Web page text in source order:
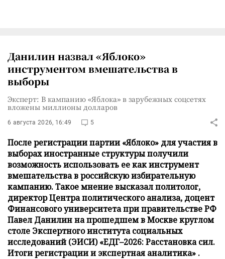
Данилин назвал «Яблоко»
инструментом вмешательства в
выборы
Эксперт: В кампанию «Яблока» в зарубежных соцсетях
вложены миллионы долларов
6 августа 2026, 16:49 5
После регистрации партии «Яблоко» для участия в
выборах иностранные структуры получили
возможность использовать ее как инструмент
вмешательства в российскую избирательную
кампанию. Такое мнение высказал политолог,
директор Центра политического анализа, доцент
Финансового университета при правительстве РФ
Павел Данилин на прошедшем в Москве круглом
столе Экспертного института социальных
исследований (ЭИСИ) «ЕДГ–2026: Расстановка сил.
Итоги регистрации и экспертная аналитика» .